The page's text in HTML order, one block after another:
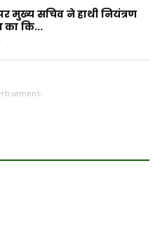
मुख्य सचिव ने हाथी नियंत्रण
का कि...